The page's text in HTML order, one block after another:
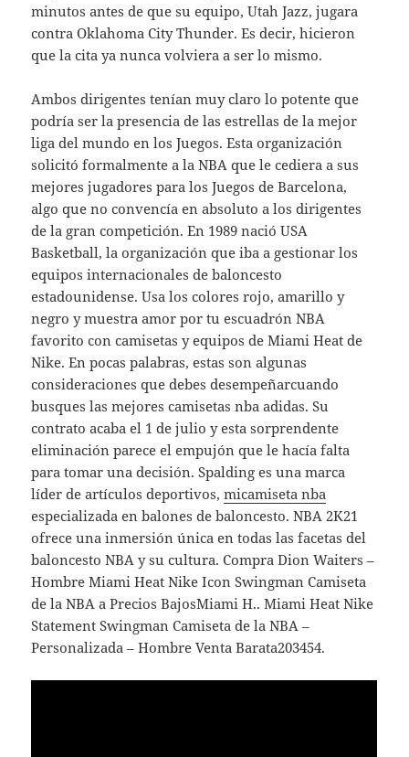
minutos antes de que su equipo, Utah Jazz, jugara
contra Oklahoma City Thunder. Es decir, hicieron
que la cita ya nunca volviera a ser lo mismo.
Ambos dirigentes tenían muy claro lo potente que
podría ser la presencia de las estrellas de la mejor
liga del mundo en los Juegos. Esta organización
solicitó formalmente a la NBA que le cediera a sus
mejores jugadores para los Juegos de Barcelona,
algo que no convencía en absoluto a los dirigentes
de la gran competición. En 1989 nació USA
Basketball, la organización que iba a gestionar los
equipos internacionales de baloncesto
estadounidense. Usa los colores rojo, amarillo y
negro y muestra amor por tu escuadrón NBA
favorito con camisetas y equipos de Miami Heat de
Nike. En pocas palabras, estas son algunas
consideraciones que debes desempeñarcuando
busques las mejores camisetas nba adidas. Su
contrato acaba el 1 de julio y esta sorprendente
eliminación parece el empujón que le hacía falta
para tomar una decisión. Spalding es una marca
líder de artículos deportivos,micamiseta nba
especializada en balones de baloncesto. NBA 2K21
ofrece una inmersión única en todas las facetas del
baloncesto NBA y su cultura. Compra Dion Waiters –
Hombre Miami Heat Nike Icon Swingman Camiseta
de la NBA a Precios BajosMiami H.. Miami Heat Nike
Statement Swingman Camiseta de la NBA –
Personalizada – Hombre Venta Barata203454.